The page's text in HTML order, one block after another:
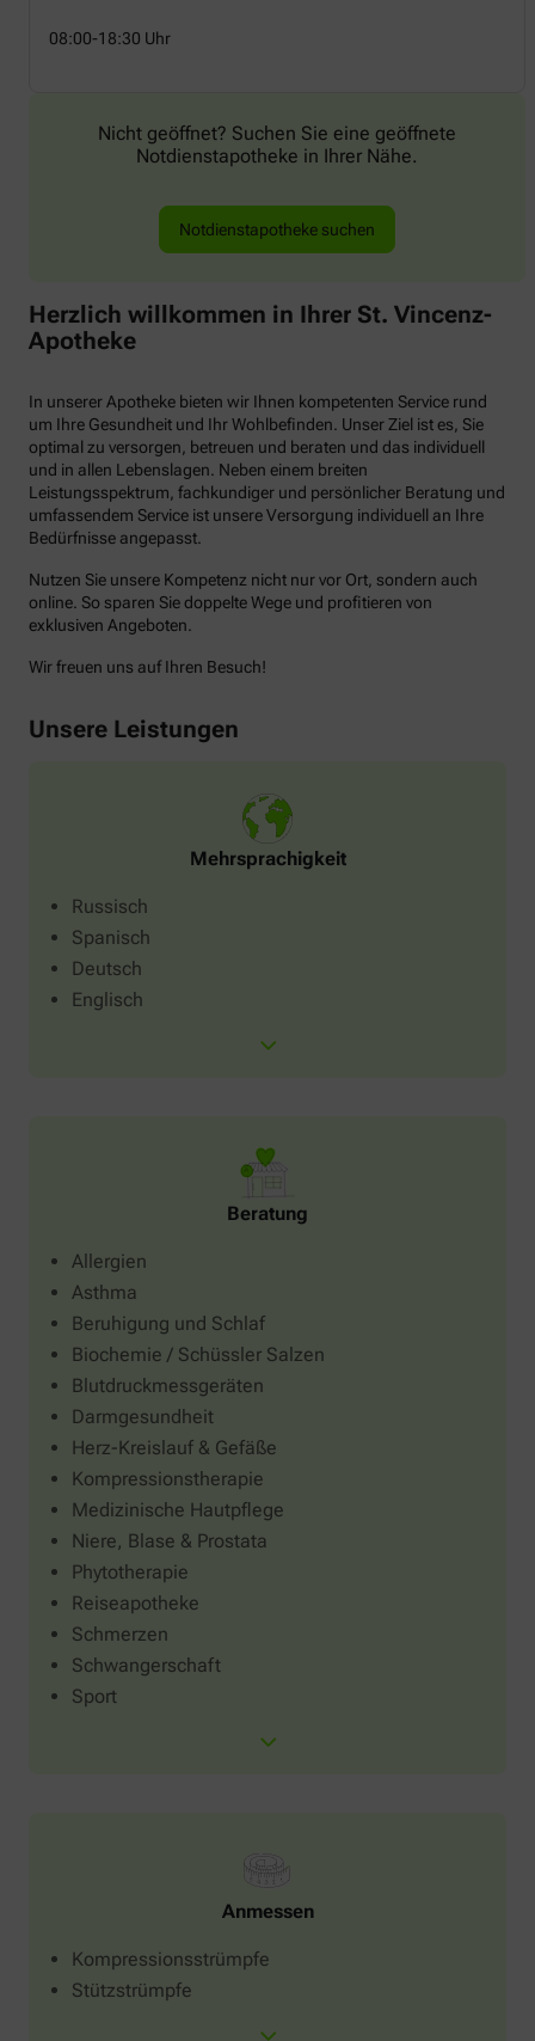
08:00-18:30 Uhr
Nicht geöffnet? Suchen Sie eine geöffnete
Notdienstapotheke in Ihrer Nähe.
Notdienstapotheke suchen
Herzlich willkommen in Ihrer St. Vincenz-
Apotheke
In unserer Apotheke bieten wir Ihnen kompetenten Service rund
um Ihre Gesundheit und Ihr Wohlbefinden. Unser Ziel ist es, Sie
optimal zu versorgen, betreuen und beraten und das individuell
und in allen Lebenslagen. Neben einem breiten
Leistungsspektrum, fachkundiger und persönlicher Beratung und
umfassendem Service ist unsere Versorgung individuell an Ihre
Bedürfnisse angepasst.
Nutzen Sie unsere Kompetenz nicht nur vor Ort, sondern auch
online. So sparen Sie doppelte Wege und profitieren von
exklusiven Angeboten.
Wir freuen uns auf Ihren Besuch!
Unsere Leistungen
Mehrsprachigkeit
Russisch
Spanisch
Deutsch
Englisch
Beratung
Allergien
Asthma
Beruhigung und Schlaf
Biochemie / Schüssler Salzen
Blutdruckmessgeräten
Darmgesundheit
Herz-Kreislauf & Gefäße
Kompressionstherapie
Medizinische Hautpflege
Niere, Blase & Prostata
Phytotherapie
Reiseapotheke
Schmerzen
Schwangerschaft
Sport
Anmessen
Kompressionsstrümpfe
Stützstrümpfe